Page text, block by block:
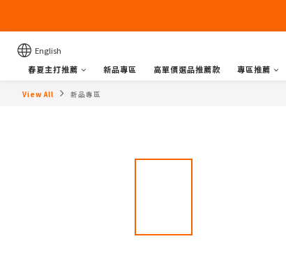
English
春夏主打推薦
新品專區 高單價選品推薦款 專區推薦
View All 新品專區